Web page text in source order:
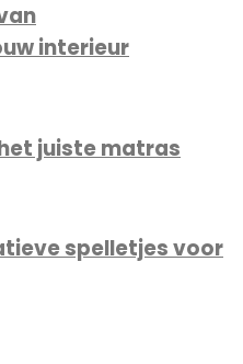
interieur
juiste matras
spelletjes voor